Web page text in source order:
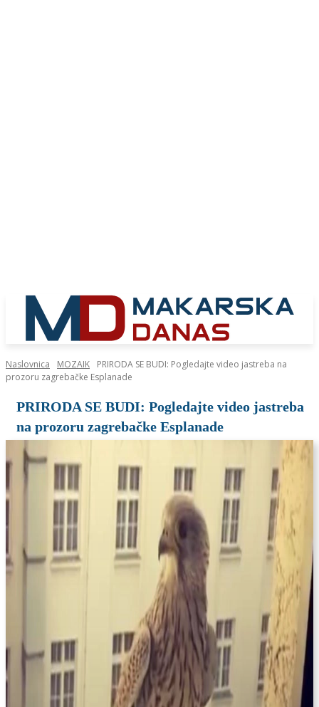
Naslovnica MOZAIK
PRIRODA SE BUDI: Pogledajte video jastreba na
prozoru zagrebačke Esplanade
PRIRODA SE BUDI: Pogledajte video jastreba
na prozoru zagrebačke Esplanade